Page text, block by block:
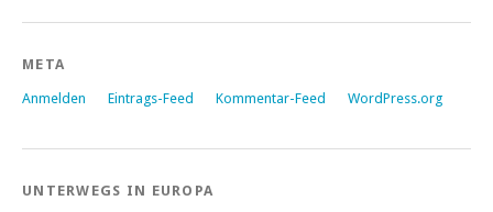
META
Anmelden Eintrags-Feed Kommentar-Feed WordPress.org
UNTERWEGS IN EUROPA